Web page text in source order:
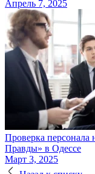
Апрель 7, 2025
Проверка
Правды» в Одессе
Март 3, 2025